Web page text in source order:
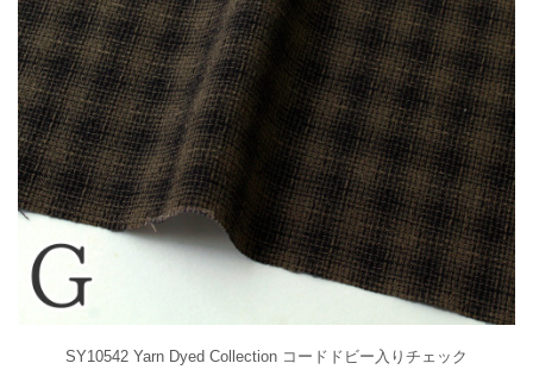
SY10542 Yarn Dyed Collection コードドビー入りチェック